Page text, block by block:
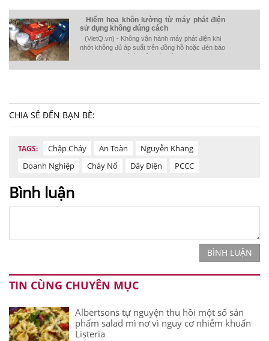
Hiểm họa khôn lường từ máy phát điện
sử dụng không đúng cách
(VietQ.vn) - Không vận hành máy phát điện khi
nhớt không đủ áp suất trên đồng hồ hoặc đèn báo
có tín hiệu báo động.
CHIA SẺ ĐẾN BẠN BÈ:
TAGS: Chập Cháy An Toàn
Nguyễn Khang
Doanh Nghiệp
Cháy Nổ Dây Điện PCCC
Bình luận
BÌNH LUẬN
TIN CÙNG CHUYÊN MỤC
Albertsons tự nguyện thu hồi một số sản
phẩm salad mì nơ vì nguy cơ nhiễm khuẩn
Listeria